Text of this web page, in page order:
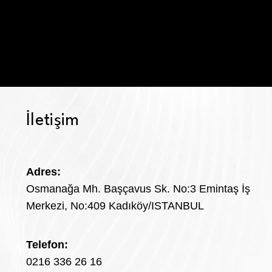
İletişim
Adres:
Osmanağa Mh. Başçavus Sk. No:3 Emintaş İş
Merkezi, No:409 Kadıköy/ISTANBUL
Telefon:
0216 336 26 16